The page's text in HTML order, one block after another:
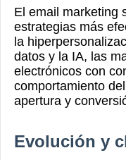
El email marketing
estrategias más
la
datos y la IA, las
electrónicos con
comportamiento
apertura y
Evolución y